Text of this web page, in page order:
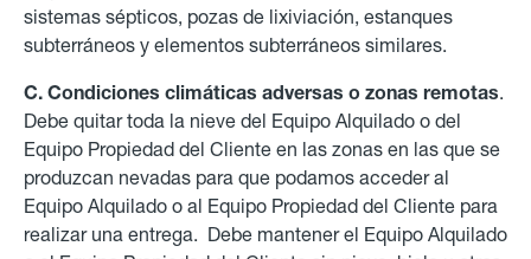
sistemas sépticos, pozas de lixiviación, estanques
subterráneos y elementos subterráneos similares.
C. Condiciones climáticas adversas o zonas remotas.
Debe quitar toda la nieve del Equipo Alquilado o del
Equipo Propiedad del Cliente en las zonas en las que se
produzcan nevadas para que podamos acceder al
Equipo Alquilado o al Equipo Propiedad del Cliente para
realizar una entrega. Debe mantener el Equipo Alquilado